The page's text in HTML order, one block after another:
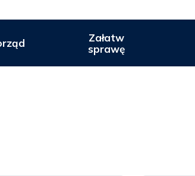
Załatw
sprawę